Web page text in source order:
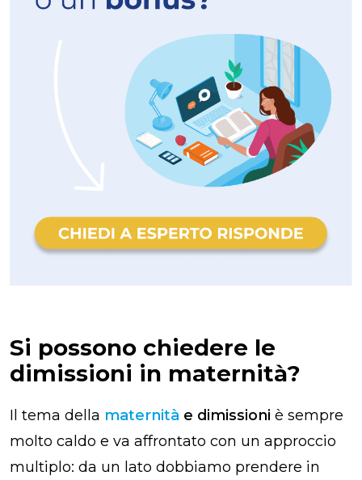
Si possono chiedere le
dimissioni in maternità?
Il tema della maternità e dimissioni è sempre
molto caldo e va affrontato con un approccio
multiplo: da un lato dobbiamo prendere in